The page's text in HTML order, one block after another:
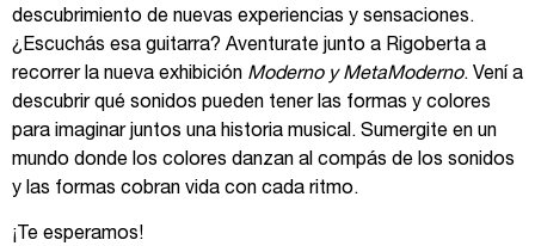
descubrimiento de nuevas experiencias y sensaciones.
¿Escuchás esa guitarra? Aventurate junto a Rigoberta a
recorrer la nueva exhibición Moderno y MetaModerno. Vení a
descubrir qué sonidos pueden tener las formas y colores
para imaginar juntos una historia musical. Sumergite en un
mundo donde los colores danzan al compás de los sonidos
y las formas cobran vida con cada ritmo.
¡Te esperamos!